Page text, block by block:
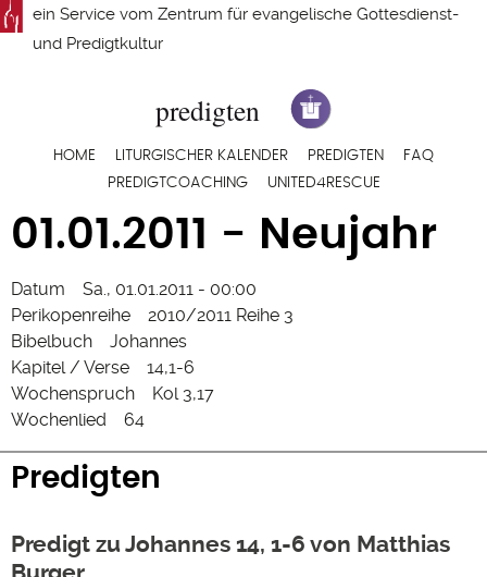
Direkt
zum
ein Service vom Zentrum für evangelische Gottesdienst-
und Predigtkultur
Hauptnavigation
HOME LITURGISCHER KALENDER PREDIGTEN
FAQ
PREDIGTCOACHING
UNITED4RESCUE
01.01.2011 - Neujahr
Datum
Sa., 01.01.2011 - 00:00
Perikopenreihe
2010/2011 Reihe 3
Bibelbuch
Johannes
Kapitel / Verse
14,1-6
Wochenspruch
Kol 3,17
Wochenlied
64
Predigten
Predigt zu Johannes 14, 1-6 von Matthias